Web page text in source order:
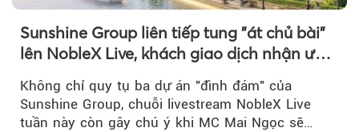
Sunshine Group liên tiếp tung "át chủ bài"
lên NobleX Live, khách giao dịch nhận ưu
Không chỉ quy tụ ba dự án "đình đám" của
Sunshine Group, chuỗi livestream NobleX Live
tuần này còn gây chú ý khi MC Mai Ngọc sẽ